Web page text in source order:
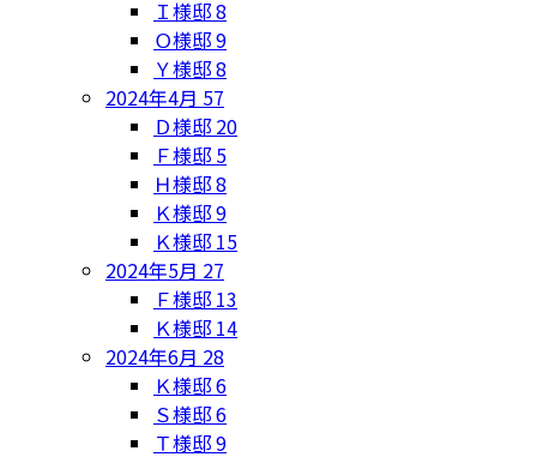
Ｉ様邸8
Ｏ様邸9
Ｙ様邸8
2024年4月 57
Ｄ様邸 20
Ｆ様邸 5
Ｈ様邸8
Ｋ様邸9
Ｋ様邸 15
2024年5月 27
Ｆ様邸 13
Ｋ様邸 14
2024年6月 28
Ｋ様邸6
Ｓ様邸6
Ｔ様邸9